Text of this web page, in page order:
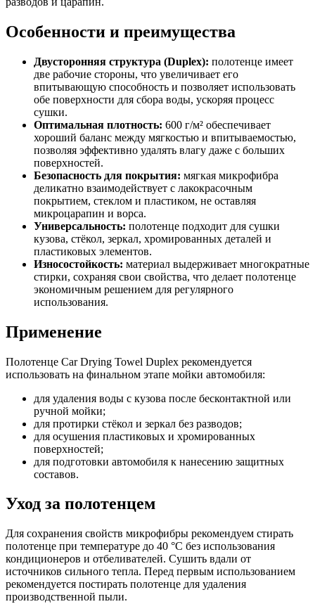
Особенности и преимущества
Двусторонняя структура (Duplex): полотенце имеет
две рабочие стороны, что увеличивает его
впитывающую способность и позволяет использовать
обе поверхности для сбора воды, ускоряя процесс
сушки.
Оптимальная плотность: 600 г/м² обеспечивает
хороший баланс между мягкостью и впитываемостью,
позволяя эффективно удалять влагу даже с больших
поверхностей.
Безопасность для покрытия: мягкая микрофибра
деликатно взаимодействует с лакокрасочным
покрытием, стеклом и пластиком, не оставляя
микроцарапин и ворса.
Универсальность: полотенце подходит для сушки
кузова, стёкол, зеркал, хромированных деталей и
пластиковых элементов.
Износостойкость: материал выдерживает многократные
стирки, сохраняя свои свойства, что делает полотенце
экономичным решением для регулярного
использования.
Применение
Полотенце Car Drying Towel Duplex рекомендуется
использовать на финальном этапе мойки автомобиля:
для удаления воды с кузова после бесконтактной или
ручной мойки;
для протирки стёкол и зеркал без разводов;
для осушения пластиковых и хромированных
поверхностей;
для подготовки автомобиля к нанесению защитных
составов.
Уход за полотенцем
Для сохранения свойств микрофибры рекомендуем стирать
полотенце при температуре до 40 °C без использования
кондиционеров и отбеливателей. Сушить вдали от
источников сильного тепла. Перед первым использованием
рекомендуется постирать полотенце для удаления
производственной пыли.